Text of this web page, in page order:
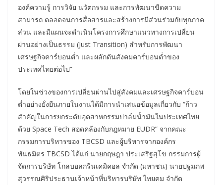
องค์ความรู้ การวิจัย นวัตกรรม และการพัฒนาขีดความ
สามารถ ตลอดจนการสื่อสารและสร้างการมีส่วนร่วมกับทุกภาค
ส่วน และมีแผนจะดำเนินโครงการศึกษาแนวทางการเปลี่ยน
ผ่านอย่างเป็นธรรม (Just Transition) สำหรับการพัฒนา
เศรษฐกิจคาร์บอนต่ำ และผลักดันสังคมคาร์บอนต่ำของ
ประเทศไทยต่อไป”
โดยในช่วงของการเปลี่ยนผ่านไปสู่สังคมและเศรษฐกิจคาร์บอน
ต่ำอย่างยั่งยืนภายในงานได้มีการนำเสนอข้อมูลเกี่ยวกับ “ก้าว
สำคัญในการยกระดับอุตสาหกรรมปาล์มน้ำมันในประเทศไทย
ด้วย Space Tech สอดคล้องกับกฎหมาย EUDR” จากคณะ
กรรมการบริหารของ TBCSD และผู้บริหารจากองค์กร
พันธมิตร TBCSD ได้แก่ นายกฤษฎา ประเสริฐสุโข กรรมการผู้
จัดการบริษัท โกลบอลกรีนเคมิคอล จำกัด (มหาชน) นายปฐมภพ
สุวรรณศิริประธานเจ้าหน้าที่บริหารบริษัท ไทยคม จำกัด